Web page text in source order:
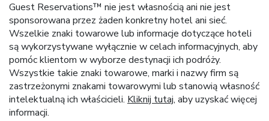
Guest Reservations™ nie jest własnością ani nie jest
sponsorowana przez żaden konkretny hotel ani sieć.
Wszelkie znaki towarowe lub informacje dotyczące hoteli
są wykorzystywane wyłącznie w celach informacyjnych, aby
pomóc klientom w wyborze destynacji ich podróży.
Wszystkie takie znaki towarowe, marki i nazwy firm są
zastrzeżonymi znakami towarowymi lub stanowią własność
intelektualną ich właścicieli. Kliknij tutaj, aby uzyskać więcej
informacji.